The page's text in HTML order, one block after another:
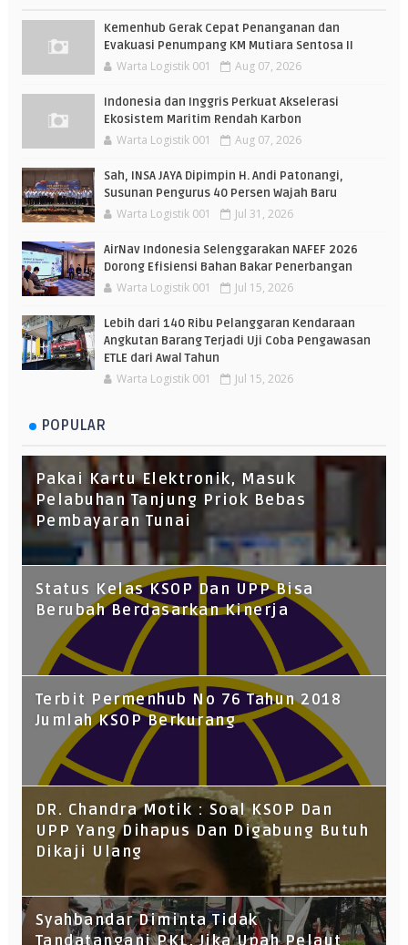
Kemenhub Gerak Cepat Penanganan dan
Evakuasi Penumpang KM Mutiara Sentosa II
Warta Logistik 001 Aug 07, 2026
Indonesia dan Inggris Perkuat Akselerasi
Ekosistem Maritim Rendah Karbon
Warta Logistik 001 Aug 07, 2026
Sah, INSA JAYA Dipimpin H. Andi Patonangi,
Susunan Pengurus 40 Persen Wajah Baru
Warta Logistik 001 Jul 31, 2026
AirNav Indonesia Selenggarakan NAFEF 2026
Dorong Efisiensi Bahan Bakar Penerbangan
Warta Logistik 001 Jul 15, 2026
Lebih dari 140 Ribu Pelanggaran Kendaraan
Angkutan Barang Terjadi Uji Coba Pengawasan
ETLE dari Awal Tahun
Warta Logistik 001 Jul 15, 2026
POPULAR
Pakai Kartu Elektronik, Masuk
Pelabuhan Tanjung Priok Bebas
Pembayaran Tunai
Status Kelas KSOP Dan UPP Bisa
Berubah Berdasarkan Kinerja
Terbit Permenhub No 76 Tahun 2018
Jumlah KSOP Berkurang
DR. Chandra Motik : Soal KSOP Dan
UPP Yang Dihapus Dan Digabung Butuh
Dikaji Ulang
Syahbandar Diminta Tidak
Tandatangani PKL, Jika Upah Pelaut